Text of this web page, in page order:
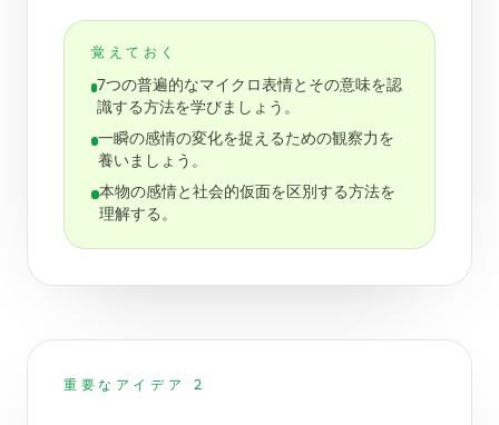
覚えておく
7つの普遍的なマイクロ表情とその意味を認
識する方法を学びましょう。
一瞬の感情の変化を捉えるための観察力を
養いましょう。
本物の感情と社会的仮面を区別する方法を
理解する。
重要なアイデア 2